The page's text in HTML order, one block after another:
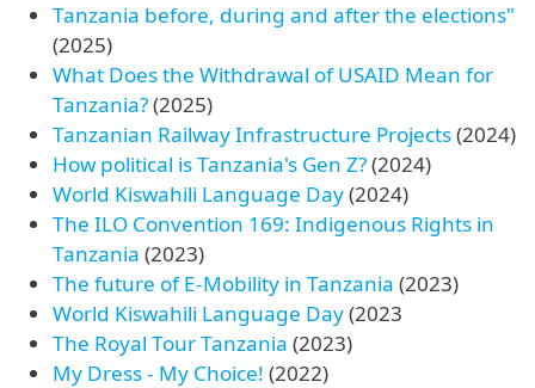
Tanzania before, during and after the elections"
(2025)
What Does the Withdrawal of USAID Mean for
Tanzania?(2025)
Tanzanian Railway Infrastructure Projects(2024)
How political is Tanzania's Gen Z?(2024)
World Kiswahili Language Day(2024)
The ILO Convention 169: Indigenous Rights in
Tanzania (2023)
The future of E-Mobility in Tanzania (2023)
World Kiswahili Language Day(2023
The Royal Tour Tanzania (2023)
My Dress - My Choice! (2022)